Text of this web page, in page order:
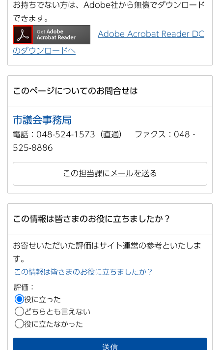
お持ちでない方は、Adobe社から無償でダウンロード
できます。
Adobe Acrobat Reader DC
のダウンロードへ
このページについてのお問合せは
市議会事務局
電話：048-524-1573（直通） ファクス：048‐
525-8886
この担当課にメールを送る
この情報は皆さまのお役に立ちましたか？
お寄せいただいた評価はサイト運営の参考といたしま
す。
この情報は皆さまのお役に立ちましたか？
評価：
役に立った
どちらとも言えない
役に立たなかった